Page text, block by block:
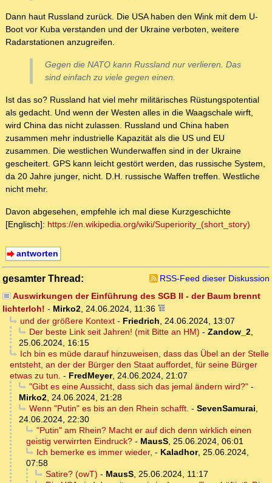
Dann haut Russland zurück. Die USA haben den Wink mit dem U-
Boot vor Kuba verstanden und der Ukraine verboten, weitere
Radarstationen anzugreifen.
Gegen die NATO kann Russland nur verlieren. Das
sind einfach zu viele gegen einen.
Ist das so? Russland hat viel mehr militärisches Rüstungspotential
als gedacht. Und wenn der Westen alles in die Waagschale wirft,
wird China das nicht zulassen. Russland und China haben
zusammen mehr industrielle Kapazität als die US und EU
zusammen. Die westlichen Wunderwaffen sind in der Ukraine
gescheitert. GPS kann leicht gestört werden, das russische System,
da 20 Jahre junger, nicht. D.H. russische Waffen treffen. Westliche
nicht mehr.
Davon abgesehen, empfehle ich mal diese Kurzgeschichte
[Englisch]: https://en.wikipedia.org/wiki/Superiority_(short_story)
antworten
gesamter Thread:
RSS-Feed dieser Diskussion
Auswirkungen der Einführung des SGB II - der Baum brennt
lichterloh! - Mirko2, 24.06.2024, 11:36
und der größere Kontext- Friedrich, 24.06.2024, 13:07
Der beste Link seit Jahren! (mit Bitte an HM) - Zandow_2,
25.06.2024, 16:15
Ich bin es müde darauf hinzuweisen, dass das Übel an der Stelle
entsteht, an der der Bürger den Staat auffordet, für seine Bürger
etwas zu tun. - FredMeyer, 24.06.2024, 21:07
"Gibt es eine Aussicht, dass sich das jemal ändern wird?"-
Mirko2, 24.06.2024, 21:28
Wenn "Putin" es bis an den Rhein schafft. - SevenSamurai,
24.06.2024, 22:30
"Putin" am Rhein? Macht er auf dich denn wirklich einen
geistig verwirrten Eindruck? - MausS, 25.06.2024, 06:01
Ich bemerke es immer wieder, - Kaladhor, 25.06.2024,
07:58
Satire? (owT) - MausS, 25.06.2024, 11:17